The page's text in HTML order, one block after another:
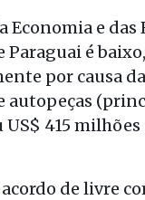
e
é
por causa
autopeças
415
de livre